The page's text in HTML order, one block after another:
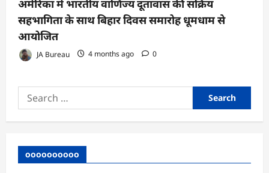
अमेरिका में भारतीय वाणिज्य दूतावास की सक्रिय
सहभागिता के साथ बिहार दिवस समारोह धूमधाम से
आयोजित
JA Bureau 4 months ago 0
Search
for:
oooooooooo